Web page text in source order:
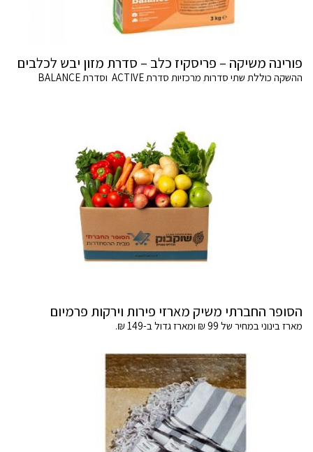
פורינה משיקה – פריסקיז כלב – סדרת מזון יבש לכלבים
ההשקה כוללת שתי סדרות מרכזיות סדרת ACTIVE וסדרת BALANCE
הסופר החברתי משיק מארזי פירות וירקות פרמיום
מארז בינוני במחיר של 99 ₪ ומארז גדול ב-149 ₪.